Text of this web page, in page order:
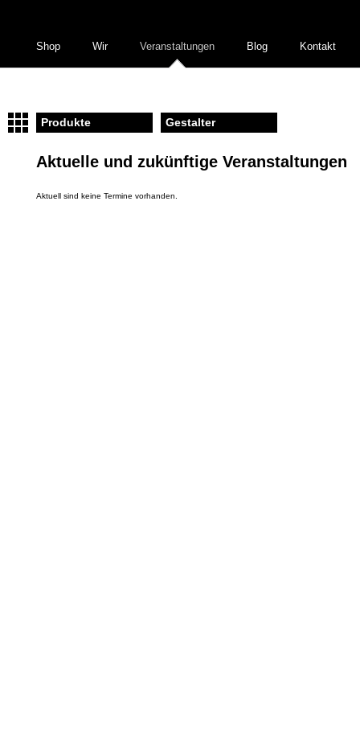
Shop Wir Veranstaltungen Blog Kontakt
Produkte Gestalter
Aktuelle und zukünftige Veranstaltungen
Aktuell sind keine Termine vorhanden.